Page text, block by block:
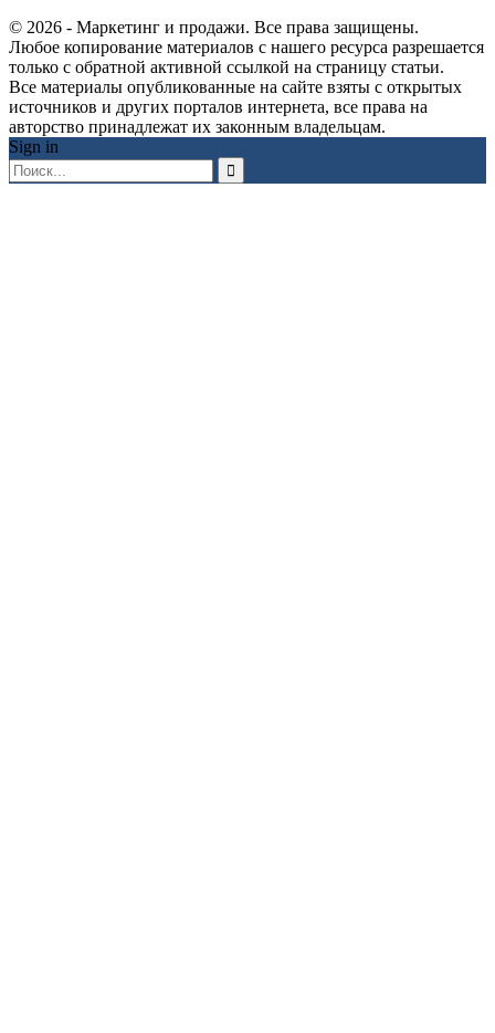
© 2026 - Маркетинг и продажи. Все права защищены.
Любое копирование материалов с нашего ресурса разрешается
только с обратной активной ссылкой на страницу статьи.
Все материалы опубликованные на сайте взяты с открытых
источников и других порталов интернета, все права на
авторство принадлежат их законным владельцам.
Sign in